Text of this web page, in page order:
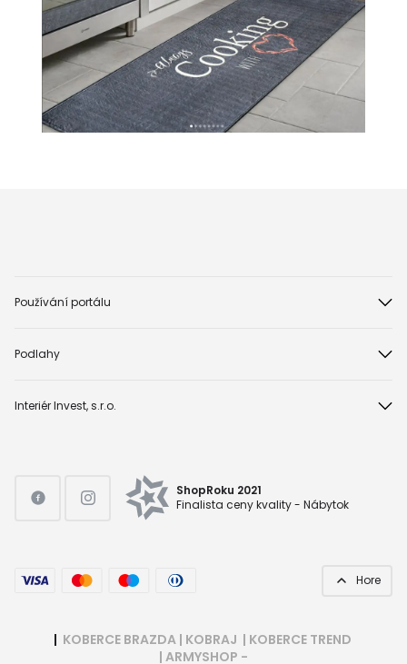
Používání portálu
Podlahy
Interiér Invest, s.r.o.
ShopRoku 2021
Finalista ceny kvality - Nábytok
Hore
| KOBERCE BRAZDA | KOBRAJ | KOBERCE TREND
| ARMYSHOP -